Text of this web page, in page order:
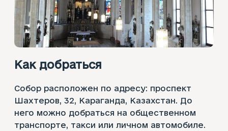
Как добраться
Собор расположен по адресу: проспект
Шахтеров, 32, Караганда, Казахстан. До
него можно добраться на общественном
транспорте, такси или личном автомобиле.